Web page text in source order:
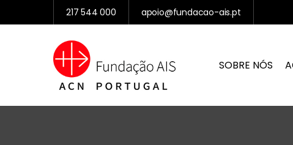
217 544 000 apoio@fundacao-ais.pt
SOBRE NÓS